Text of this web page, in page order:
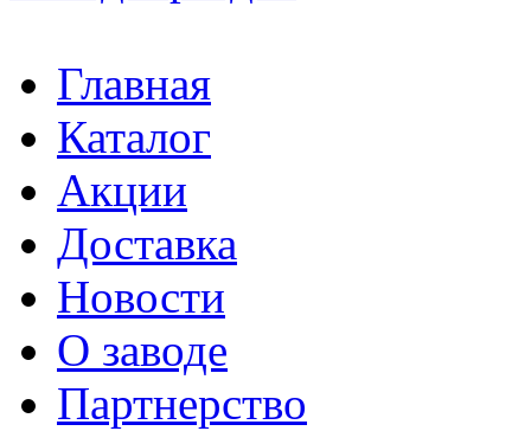
Главная
Каталог
Акции
Доставка
Новости
О заводе
Партнерство